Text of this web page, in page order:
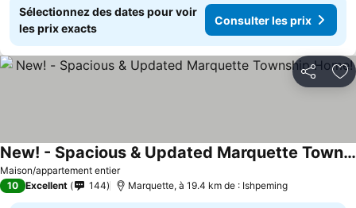
Sélectionnez des dates pour voir
les prix exacts
Consulter les prix
Partager
Maison/appartement entier
New! - Spacious & Updated Marquette Township Home!
10 Excellent 144 Marquette, à 19.4 km de : Ishpeming